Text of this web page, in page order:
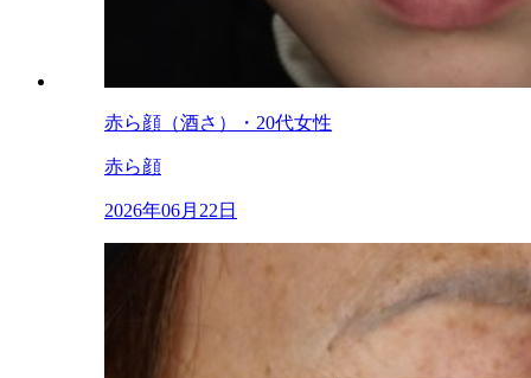
赤ら顔（酒さ）・20代女性
赤ら顔
2026年06月22日